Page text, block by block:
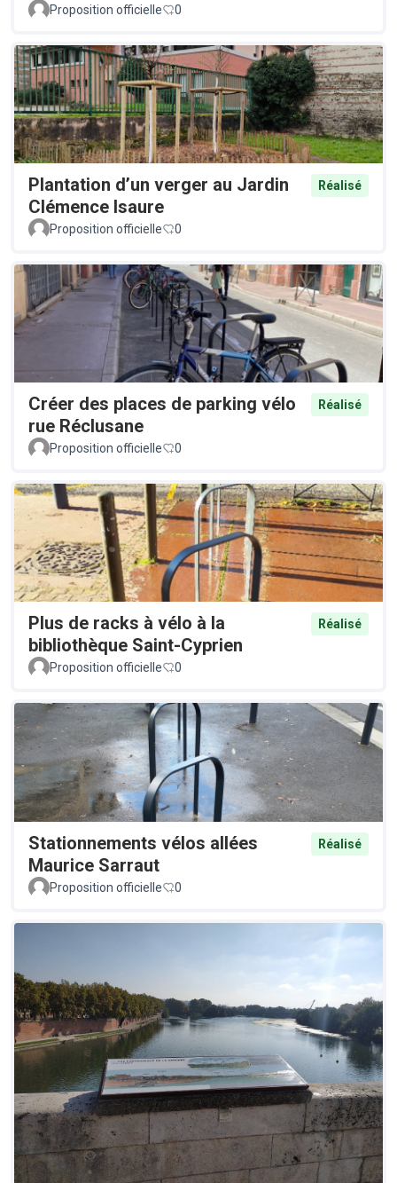
Proposition officielle 0
Plantation d’un verger au Jardin
Clémence Isaure
Réalisé
Proposition officielle 0
Créer des places de parking vélo
rue Réclusane
Réalisé
Proposition officielle 0
Plus de racks à vélo à la
bibliothèque Saint-Cyprien
Réalisé
Proposition officielle 0
Stationnements vélos allées
Maurice Sarraut
Réalisé
Proposition officielle 0